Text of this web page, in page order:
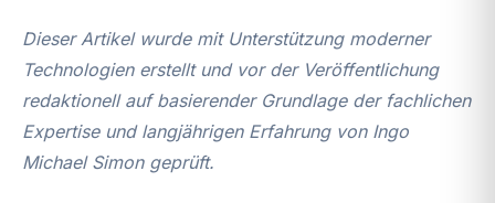
Dieser Artikel wurde mit Unterstützung moderner
Technologien erstellt und vor der Veröffentlichung
redaktionell auf basierender Grundlage der fachlichen
Expertise und langjährigen Erfahrung von Ingo
Michael Simon geprüft.